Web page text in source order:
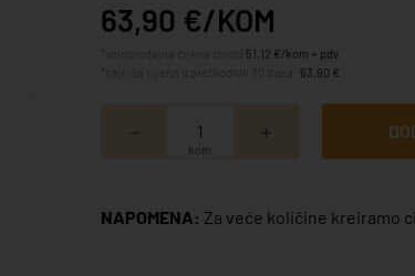
63,90 €/KOM
51,12 €/kom + pdv
63,90 €
kom
NAPOMENA: Za veće količine kreiramo